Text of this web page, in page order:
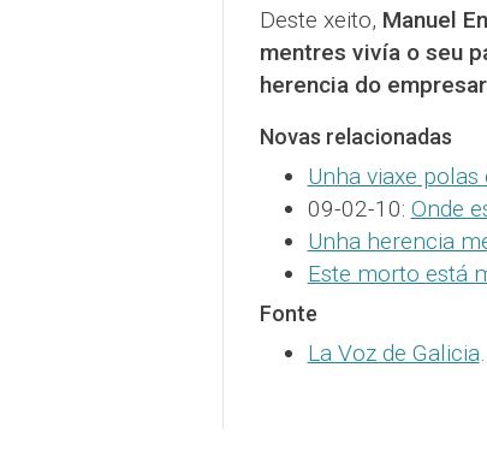
Deste xeito, Manuel
mentres vivía o seu
herencia do
Novas relacionadas
Unha viaxe
09-02-10: Onde
Unha herencia
Este morto está
Fonte
La Voz de Galicia.